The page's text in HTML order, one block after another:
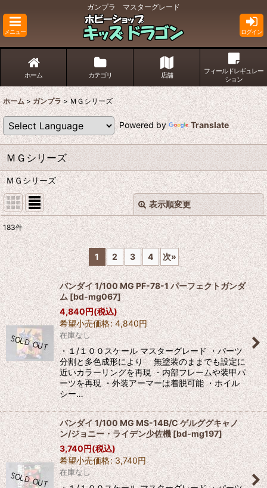
ガンプラ マスターグレード
メニュー ログイン
ホーム カテゴリ 店舗
フィールドレギュレー
ション
ホーム > ガンプラ > ＭＧシリーズ
Powered by Translate
ＭＧシリーズ
ＭＧシリーズ
表示順変更
表示数:
並び順 :
絞り込む
閉じる
183件
1 2 3 4 次»
バンダイ 1/100 MG PF-78-1 パーフェクトガンダ
ム[bd-mg067]
4,840円(税込)
希望小売価格: 4,840円
在庫なし
・１/１００スケール マスターグレード ・パーツ
分割と多色成形により 無塗装のままでも設定に
近いカラーリングを再現 ・内部フレームや装甲パ
ーツを再現 ・外装アーマーは着脱可能 ・ホイル
シー…
バンダイ 1/100 MG MS-14B/C ゲルググキャノ
ン/ジョニー・ライデン少佐機[bd-mg197]
3,740円(税込)
希望小売価格: 3,740円
在庫なし